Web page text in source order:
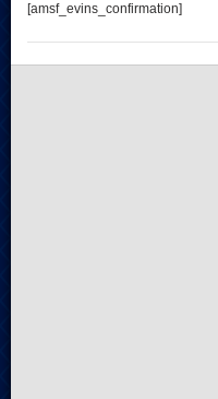
[amsf_evins_confirmation]